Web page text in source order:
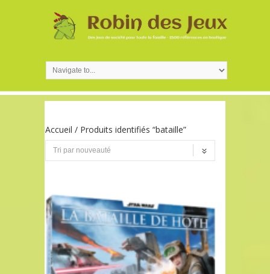
Accueil / Produits identifiés “bataille”